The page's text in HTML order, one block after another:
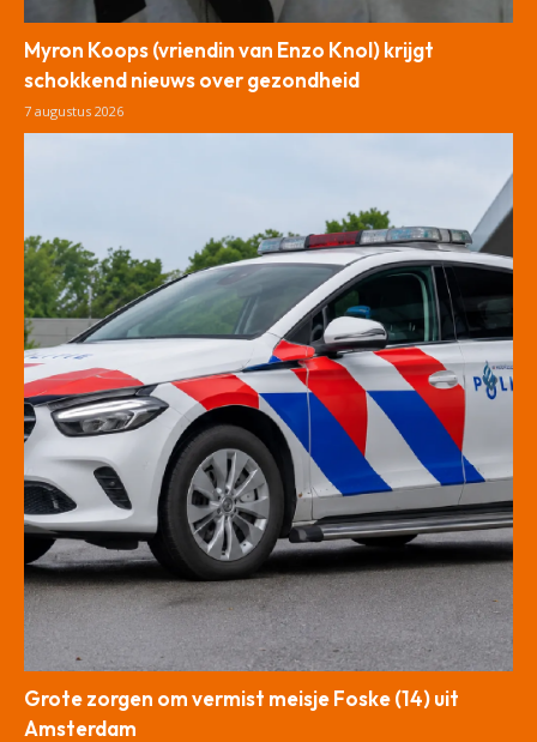
Myron Koops (vriendin van Enzo Knol) krijgt
schokkend nieuws over gezondheid
7 augustus 2026
Grote zorgen om vermist meisje Foske (14) uit
Amsterdam